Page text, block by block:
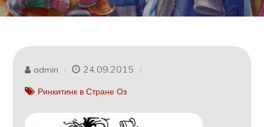
admin 24.09.2015
Ринкитинк в Стране Оз